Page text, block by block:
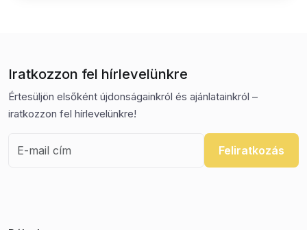
Iratkozzon fel hírlevelünkre
Értesüljön elsőként újdonságainkról és ajánlatainkról –
iratkozzon fel hírlevelünkre!
Feliratkozás